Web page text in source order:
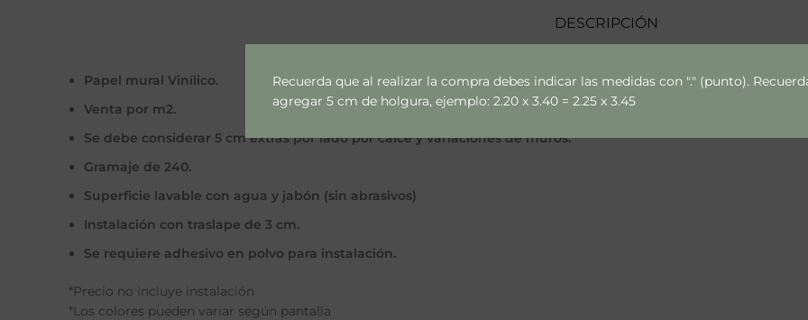
Recuerda que al realizar la compra debes indicar las medidas con "." (punto).
agregar 5 cm de holgura, ejemplo: 2.20 x 3.40 = 2.25 x 3.45
DESCRIPCIÓN
Papel mural Vinílico.
Venta por m2.
Se debe considerar 5 cm extras por lado por calce y variaciones de muros.
Gramaje de 240.
Superficie lavable con agua y jabón (sin abrasivos)
Instalación con traslape de 3 cm.
Se requiere adhesivo en polvo para instalación.
*Precio no incluye instalación
*Los colores pueden variar según pantalla